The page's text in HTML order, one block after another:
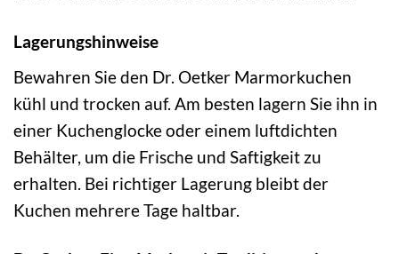
Lagerungshinweise
Bewahren Sie den Dr. Oetker Marmorkuchen
kühl und trocken auf. Am besten lagern Sie ihn in
einer Kuchenglocke oder einem luftdichten
Behälter, um die Frische und Saftigkeit zu
erhalten. Bei richtiger Lagerung bleibt der
Kuchen mehrere Tage haltbar.